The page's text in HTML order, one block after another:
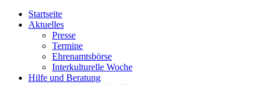
Startseite
Aktuelles
Presse
Termine
Ehrenamtsbörse
Interkulturelle Woche
Hilfe und Beratung